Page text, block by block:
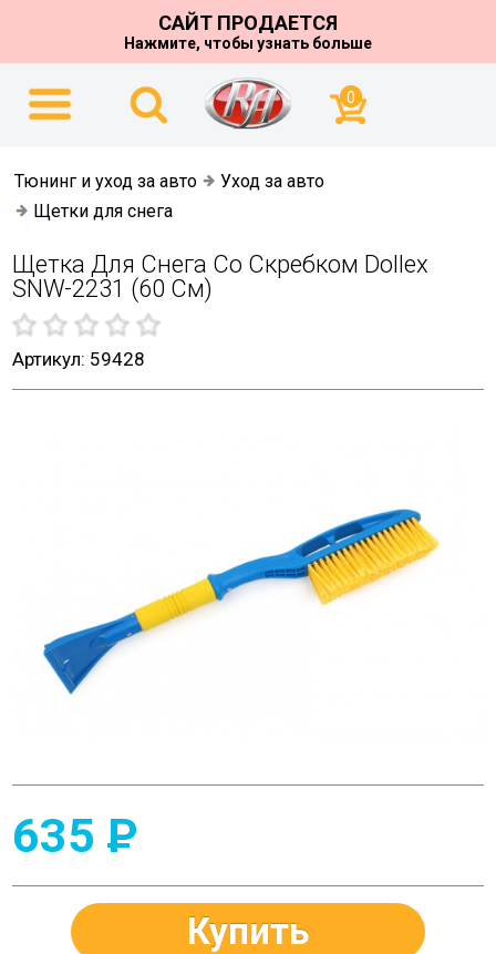
САЙТ ПРОДАЕТСЯ
Нажмите, чтобы узнать больше
0
Тюнинг и уход за авто
Уход за авто
Щетки для снега
Щетка Для Снега Со Скребком Dollex
SNW-2231 (60 См)
Артикул: 59428
635 P
Купить